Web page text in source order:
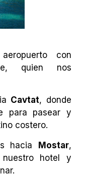
con
quien nos
Cavtat, donde
para pasear y
costero.
hacia Mostar,
hotel y